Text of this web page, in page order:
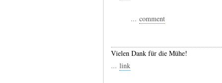
... comment
Vielen Dank für die Mühe!
... link